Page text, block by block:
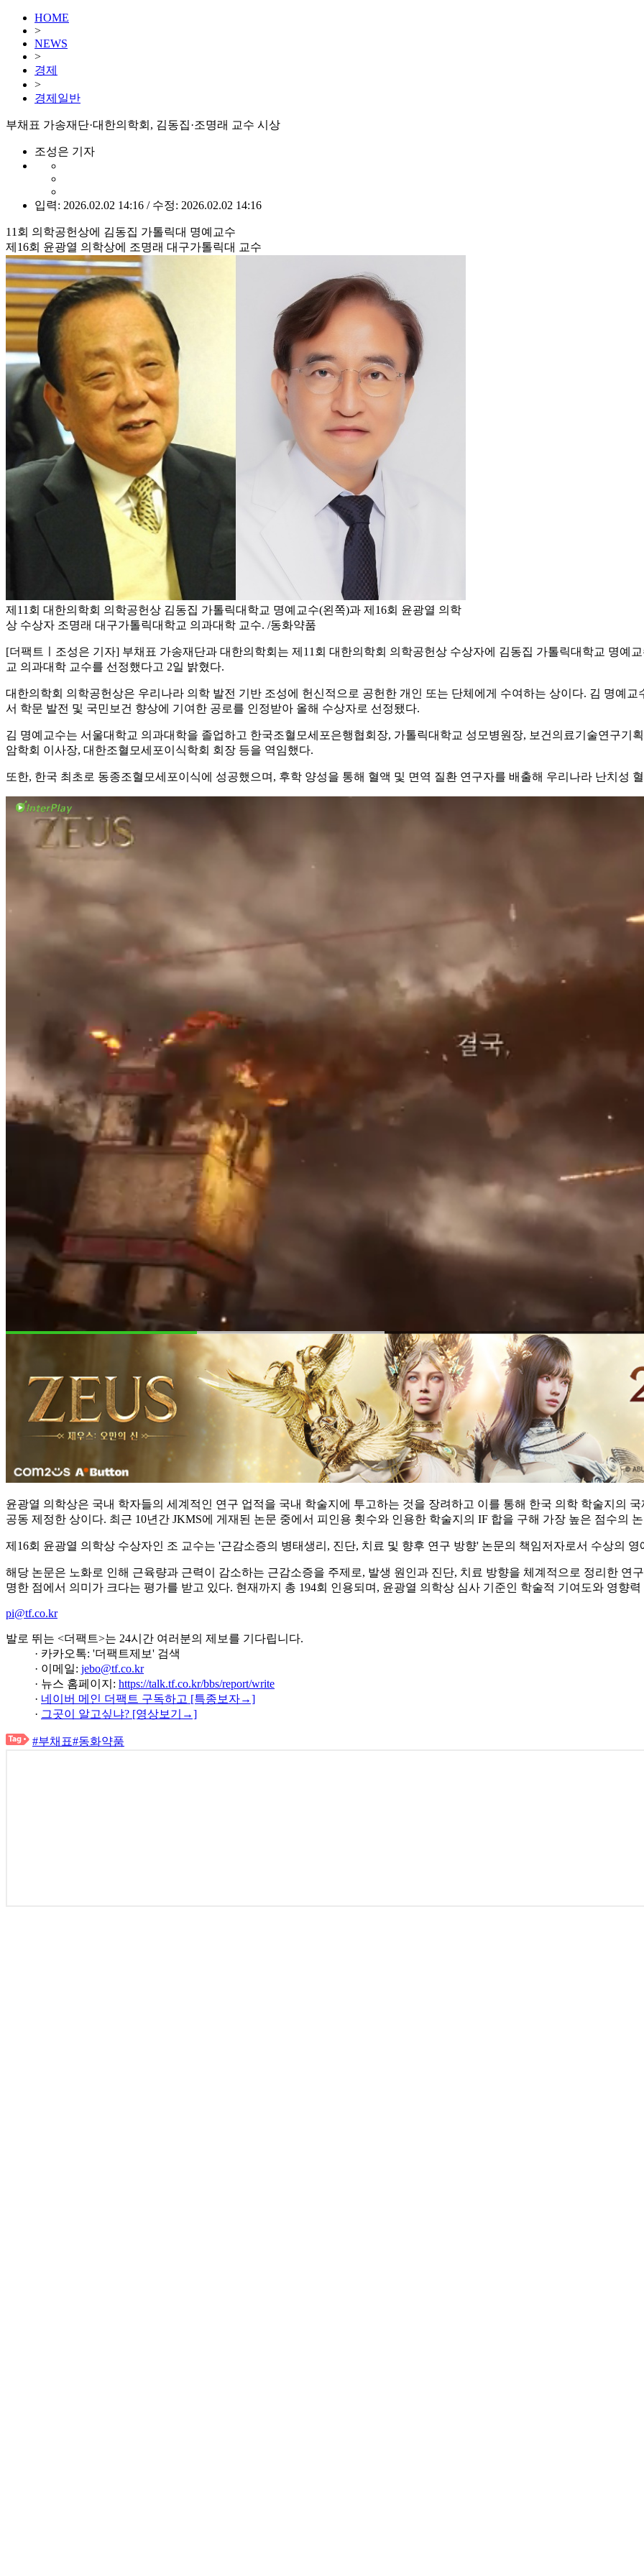
HOME
>
NEWS
>
경제
>
경제일반
부채표 가송재단·대한의학회, 김동집·조명래 교수 시상
조성은 기자
입력: 2026.02.02 14:16 / 수정: 2026.02.02 14:16
11회 의학공헌상에 김동집 가톨릭대 명예교수
제16회 윤광열 의학상에 조명래 대구가톨릭대 교수
제11회 대한의학회 의학공헌상 김동집 가톨릭대학교 명예교수(왼쪽)과 제16회 윤광열 의학
상 수상자 조명래 대구가톨릭대학교 의과대학 교수. /동화약품
[더팩트ㅣ조성은 기자] 부채표 가송재단과 대한의학회는 제11회 대한의학회 의학공헌상 수상자에 김동집 가톨릭대학교 명예
교 의과대학 교수를 선정했다고 2일 밝혔다.
대한의학회 의학공헌상은 우리나라 의학 발전 기반 조성에 헌신적으로 공헌한 개인 또는 단체에게 수여하는 상이다. 김 명예
서 학문 발전 및 국민보건 향상에 기여한 공로를 인정받아 올해 수상자로 선정됐다.
김 명예교수는 서울대학교 의과대학을 졸업하고 한국조혈모세포은행협회장, 가톨릭대학교 성모병원장, 보건의료기술연구기
암학회 이사장, 대한조혈모세포이식학회 회장 등을 역임했다.
또한, 한국 최초로 동종조혈모세포이식에 성공했으며, 후학 양성을 통해 혈액 및 면역 질환 연구자를 배출해 우리나라 난치성
윤광열 의학상은 국내 학자들의 세계적인 연구 업적을 국내 학술지에 투고하는 것을 장려하고 이를 통해 한국 의학 학술지의
공동 제정한 상이다. 최근 10년간 JKMS에 게재된 논문 중에서 피인용 횟수와 인용한 학술지의 IF 합을 구해 가장 높은 점수의
제16회 윤광열 의학상 수상자인 조 교수는 '근감소증의 병태생리, 진단, 치료 및 향후 연구 방향' 논문의 책임저자로서 수상의 영
해당 논문은 노화로 인해 근육량과 근력이 감소하는 근감소증을 주제로, 발생 원인과 진단, 치료 방향을 체계적으로 정리한 연
명한 점에서 의미가 크다는 평가를 받고 있다. 현재까지 총 194회 인용되며, 윤광열 의학상 심사 기준인 학술적 기여도와 영향
pi@tf.co.kr
발로 뛰는 <더팩트>는 24시간 여러분의 제보를 기다립니다.
· 카카오톡: '더팩트제보' 검색
· 이메일: jebo@tf.co.kr
· 뉴스 홈페이지: https://talk.tf.co.kr/bbs/report/write
· 네이버 메인 더팩트 구독하고 [특종보자→]
· 그곳이 알고싶냐? [영상보기→]
#부채표#동화약품